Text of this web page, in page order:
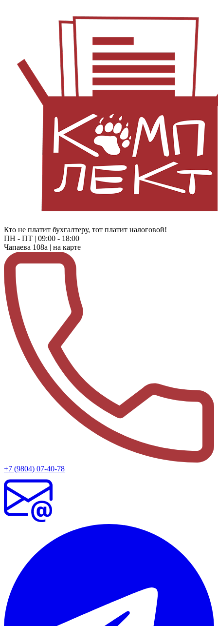
Кто не платит бухгалтеру, тот платит налоговой!
ПН - ПТ | 09:00 - 18:00
Чапаева 108а | на карте
+7 (9804) 07-40-78